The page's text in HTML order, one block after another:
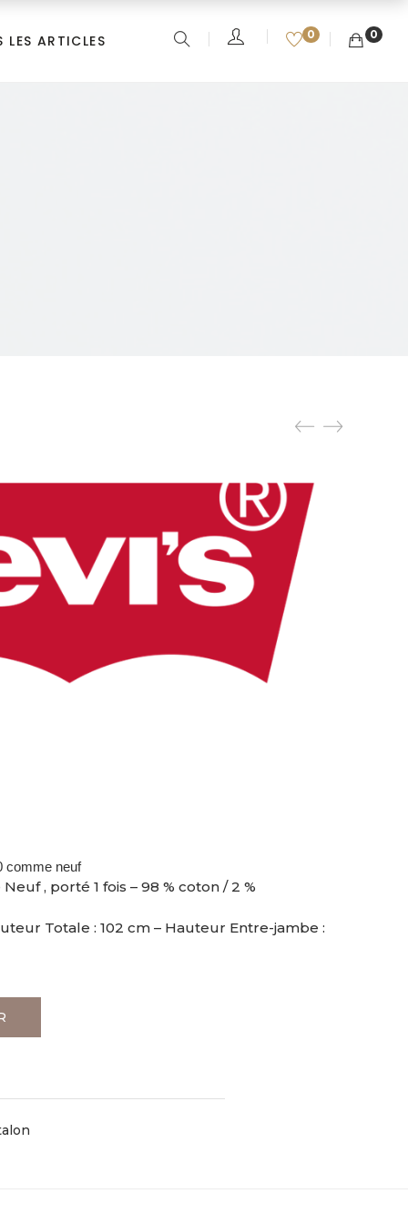
LES ARTICLES 0 0
comme neuf
, porté 1 fois – 98 % coton / 2 %
Totale : 102 cm – Hauteur Entre-jambe :